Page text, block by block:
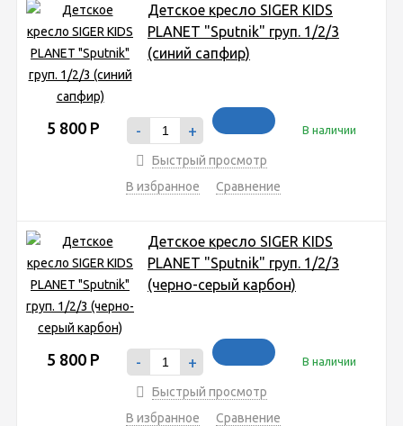
Детское кресло SIGER KIDS
PLANET "Sputnik" груп. 1/2/3
(синий сапфир)
5 800 Р - + В наличии
Быстрый просмотр
В избранное
Сравнение
Детское кресло SIGER KIDS
PLANET "Sputnik" груп. 1/2/3
(черно-серый карбон)
5 800 Р - + В наличии
Быстрый просмотр
В избранное
Сравнение